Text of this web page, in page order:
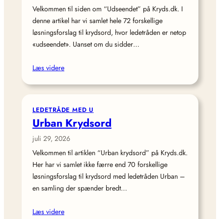
Velkommen til siden om “Udseendet” på Kryds.dk. I
denne artikel har vi samlet hele 72 forskellige
løsningsforslag til krydsord, hvor ledetråden er netop
«udseendet». Uanset om du sidder…
Læs videre
LEDETRÅDE MED U
Urban Krydsord
juli 29, 2026
Velkommen til artiklen “Urban krydsord” på Kryds.dk.
Her har vi samlet ikke færre end 70 forskellige
løsningsforslag til krydsord med ledetråden Urban –
en samling der spænder bredt…
Læs videre